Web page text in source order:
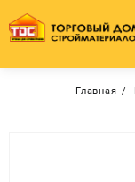
содержимому
Главная